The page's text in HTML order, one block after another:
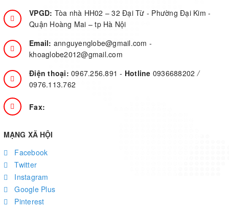
VPGD: Tòa nhà HH02 – 32 Đại Từ - Phường Đại Kim -
Quận Hoàng Mai – tp Hà Nội
Email: annguyenglobe@gmail.com -
khoaglobe2012@gmail.com
Điện thoại: 0967.256.891- Hotline 0936688202/
0976.113.762
Fax:
MẠNG XÃ HỘI
Facebook
Twitter
Instagram
Google Plus
Pinterest